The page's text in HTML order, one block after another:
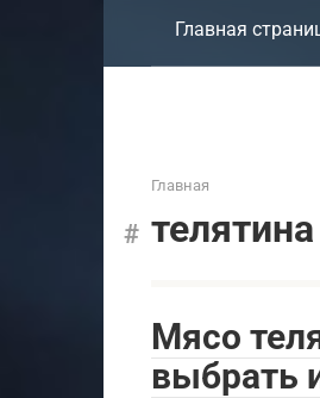
Главная
Главная
телятина
Мясо
выбрать